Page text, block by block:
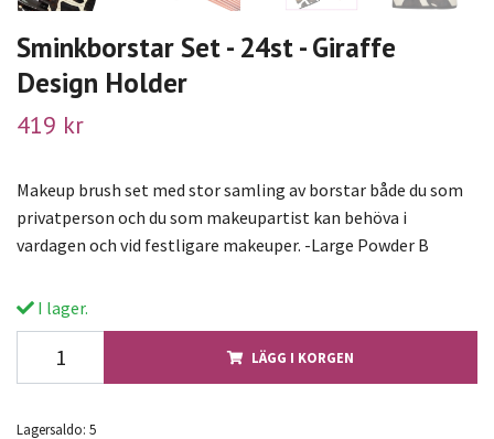
Sminkborstar Set - 24st - Giraffe
Design Holder
419 kr
Makeup brush set med stor samling av borstar både du som
privatperson och du som makeupartist kan behöva i
vardagen och vid festligare makeuper. -Large Powder B
I lager.
LÄGG I KORGEN
Lagersaldo: 5